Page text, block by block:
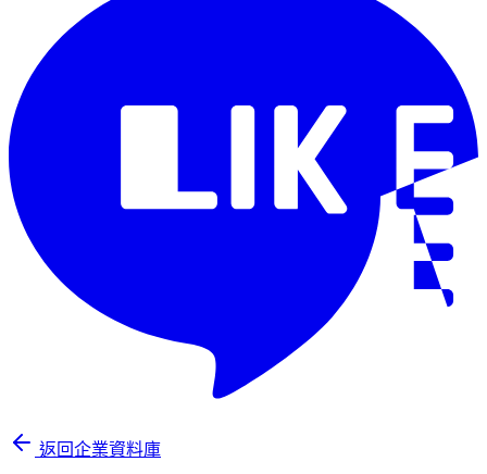
返回企業資料庫